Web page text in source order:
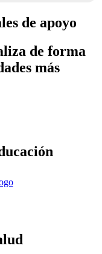
de apoyo
de forma
más